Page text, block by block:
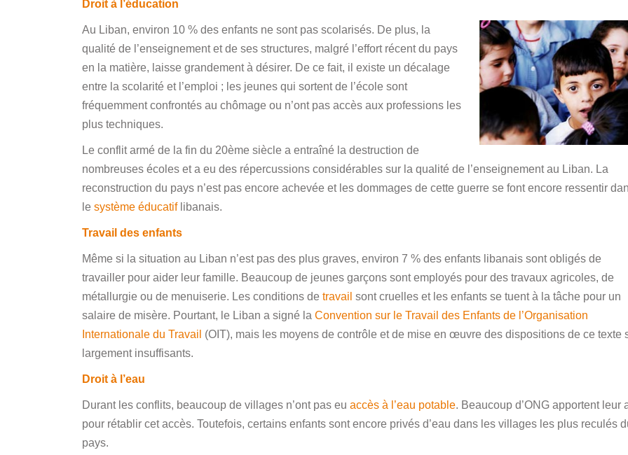
Droit à l’éducation
Au Liban, environ 10 % des enfants ne sont pas scolarisés. De plus, la
qualité de l’enseignement et de ses structures, malgré l’effort récent du pays
en la matière, laisse grandement à désirer. De ce fait, il existe un décalage
entre la scolarité et l’emploi ; les jeunes qui sortent de l’école sont
fréquemment confrontés au chômage ou n’ont pas accès aux professions les
plus techniques.
Le conflit armé de la fin du 20ème siècle a entraîné la destruction de
nombreuses écoles et a eu des répercussions considérables sur la qualité de l’enseignement au Liban. La
reconstruction du pays n’est pas encore achevée et les dommages de cette guerre se font encore ressentir
le système éducatiflibanais.
Travail des enfants
Même si la situation au Liban n’est pas des plus graves, environ 7 % des enfants libanais sont obligés de
travailler pour aider leur famille. Beaucoup de jeunes garçons sont employés pour des travaux agricoles, de
métallurgie ou de menuiserie. Les conditions de travail sont cruelles et les enfants se tuent à la tâche pour un
salaire de misère. Pourtant, le Liban a signé la Convention sur le Travail des Enfants de l’Organisation
Internationale du Travail (OIT), mais les moyens de contrôle et de mise en œuvre des dispositions de ce texte
largement insuffisants.
Droit à l’eau
Durant les conflits, beaucoup de villages n’ont pas eu accès à l’eau potable. Beaucoup d’ONG apportent leur
pour rétablir cet accès. Toutefois, certains enfants sont encore privés d’eau dans les villages les plus reculés
pays.